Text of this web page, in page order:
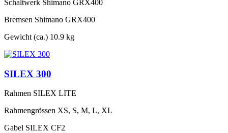
Schaltwerk Shimano GRX400
Bremsen Shimano GRX400
Gewicht (ca.) 10.9 kg
SILEX 300
Rahmen SILEX LITE
Rahmengrössen XS, S, M, L, XL
Gabel SILEX CF2